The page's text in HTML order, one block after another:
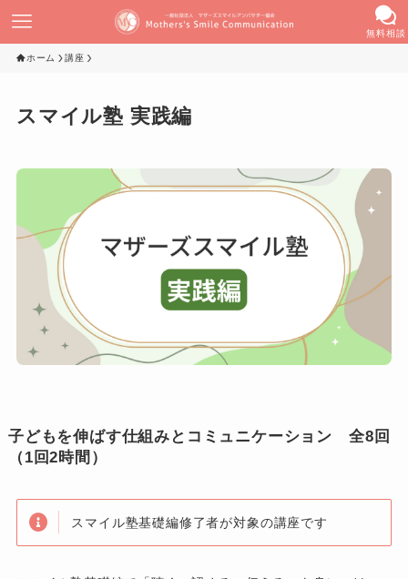
無料相談
ホーム 講座
スマイル塾 実践編
子どもを伸ばす仕組みとコミュニケーション 全8回
（1回2時間）
スマイル塾基礎編修了者が対象の講座です